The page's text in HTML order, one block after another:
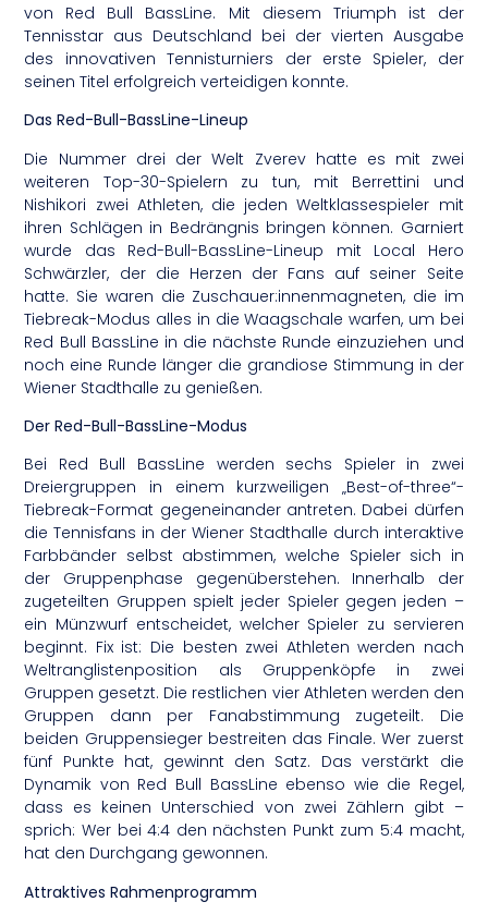
von Red Bull BassLine. Mit diesem Triumph ist der
Tennisstar aus Deutschland bei der vierten Ausgabe
des innovativen Tennisturniers der erste Spieler, der
seinen Titel erfolgreich verteidigen konnte.
Das Red-Bull-BassLine-Lineup
Die Nummer drei der Welt Zverev hatte es mit zwei
weiteren Top-30-Spielern zu tun, mit Berrettini und
Nishikori zwei Athleten, die jeden Weltklassespieler mit
ihren Schlägen in Bedrängnis bringen können. Garniert
wurde das Red-Bull-BassLine-Lineup mit Local Hero
Schwärzler, der die Herzen der Fans auf seiner Seite
hatte. Sie waren die Zuschauer:innenmagneten, die im
Tiebreak-Modus alles in die Waagschale warfen, um bei
Red Bull BassLine in die nächste Runde einzuziehen und
noch eine Runde länger die grandiose Stimmung in der
Wiener Stadthalle zu genießen.
Der Red-Bull-BassLine-Modus
Bei Red Bull BassLine werden sechs Spieler in zwei
Dreiergruppen in einem kurzweiligen „Best-of-three“-
Tiebreak-Format gegeneinander antreten. Dabei dürfen
die Tennisfans in der Wiener Stadthalle durch interaktive
Farbbänder selbst abstimmen, welche Spieler sich in
der Gruppenphase gegenüberstehen. Innerhalb der
zugeteilten Gruppen spielt jeder Spieler gegen jeden –
ein Münzwurf entscheidet, welcher Spieler zu servieren
beginnt. Fix ist: Die besten zwei Athleten werden nach
Weltranglistenposition als Gruppenköpfe in zwei
Gruppen gesetzt. Die restlichen vier Athleten werden den
Gruppen dann per Fanabstimmung zugeteilt. Die
beiden Gruppensieger bestreiten das Finale. Wer zuerst
fünf Punkte hat, gewinnt den Satz. Das verstärkt die
Dynamik von Red Bull BassLine ebenso wie die Regel,
dass es keinen Unterschied von zwei Zählern gibt –
sprich: Wer bei 4:4 den nächsten Punkt zum 5:4 macht,
hat den Durchgang gewonnen.
Attraktives Rahmenprogramm